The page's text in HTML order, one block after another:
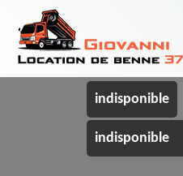
indisponible
indisponible